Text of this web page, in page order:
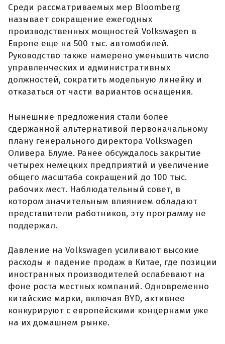
Среди рассматриваемых мер Bloomberg
называет сокращение ежегодных
производственных мощностей Volkswagen в
Европе еще на 500 тыс. автомобилей.
Руководство также намерено уменьшить число
управленческих и административных
должностей, сократить модельную линейку и
отказаться от части вариантов оснащения.
Нынешние предложения стали более
сдержанной альтернативой первоначальному
плану генерального директора Volkswagen
Оливера Блуме. Ранее обсуждалось закрытие
четырех немецких предприятий и увеличение
общего масштаба сокращений до 100 тыс.
рабочих мест. Наблюдательный совет, в
котором значительным влиянием обладают
представители работников, эту программу не
поддержал.
Давление на Volkswagen усиливают высокие
расходы и падение продаж в Китае, где позиции
иностранных производителей ослабевают на
фоне роста местных компаний. Одновременно
китайские марки, включая BYD, активнее
конкурируют с европейскими концернами уже
на их домашнем рынке.